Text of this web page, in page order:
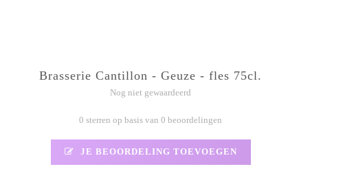
Brasserie Cantillon - Geuze - fles 75cl.
Nog niet gewaardeerd
0 sterren op basis van 0 beoordelingen
JE BEOORDELING TOEVOEGEN